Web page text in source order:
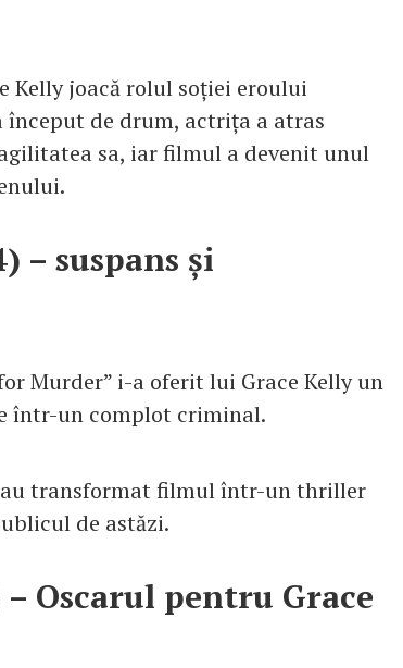
Kelly joacă rolul soției eroului
început de drum, actrița a atras
sa, iar filmul a devenit unul
– suspans și
Murder” i-a oferit lui Grace Kelly un
într-un complot criminal.
au transformat filmul într-un thriller
de astăzi.
Oscarul pentru Grace